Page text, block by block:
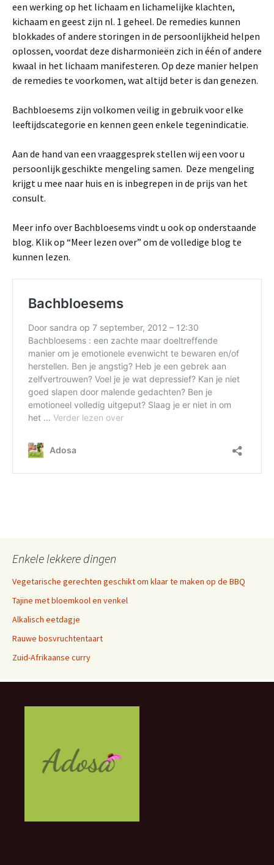
een werking op het lichaam en lichamelijke klachten,
kichaam en geest zijn nl. 1 geheel. De remedies kunnen
blokkades of andere storingen in de persoonlijkheid helpen
oplossen, voordat deze disharmonieën zich in één of andere
kwaal in het lichaam manifesteren. Op deze manier helpen
de remedies te voorkomen, wat altijd beter is dan genezen.
Bachbloesems zijn volkomen veilig in gebruik voor elke
leeftijdscategorie en kennen geen enkele tegenindicatie.
Aan de hand van een vraaggesprek stellen wij een voor u
persoonlijk geschikte mengeling samen. Deze mengeling
krijgt u mee naar huis en is inbegrepen in de prijs van het
consult.
Meer info over Bachbloesems vindt u ook op onderstaande
blog. Klik op “Meer lezen over” om de volledige blog te
kunnen lezen.
Enkele lekkere dingen
Vegetarische gerechten geschikt om klaar te maken op de BBQ
Tajine met bloemkool en venkel
Alkalisch eetdagje
Rauwe bosvruchtentaart
Zuid-Afrikaanse curry